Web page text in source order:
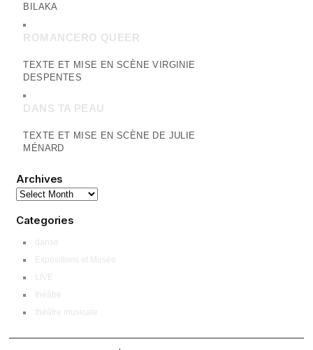
BILAKA
ROMANCERO QUEER
TEXTE ET MISE EN SCÈNE VIRGINIE
DESPENTES
DANS TA PEAU
TEXTE ET MISE EN SCÈNE DE JULIE
MÉNARD
Archives
Categories
danse
Expositions et Musée
LIVE
théâtre
théâtre musicale